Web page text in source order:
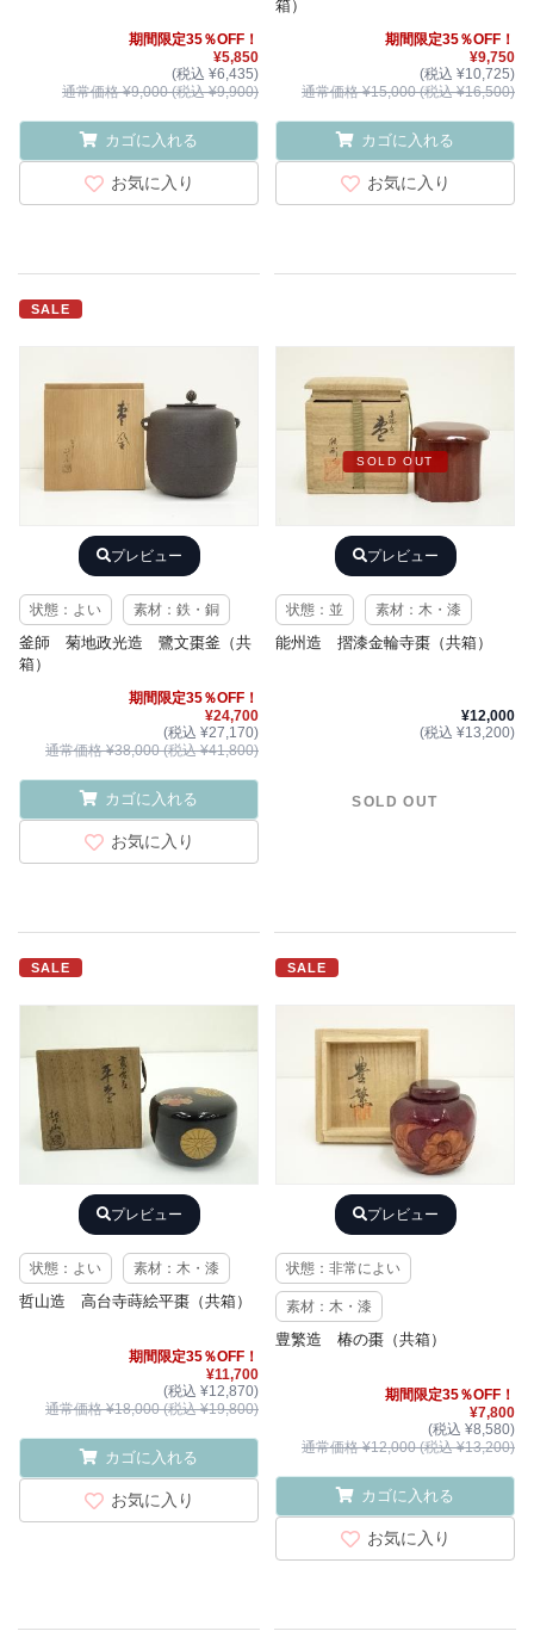
期間限定35％OFF！
¥5,850
(税込 ¥6,435)
通常価格 ¥9,000 (税込 ¥9,900)
カゴに入れる
お気に入り
箱）
期間限定35％OFF！
¥9,750
(税込 ¥10,725)
通常価格 ¥15,000 (税込 ¥16,500)
カゴに入れる
お気に入り
SALE
プレビュー
状態：よい 素材：鉄・銅
釜師 菊地政光造 鷺文棗釜（共
箱）
期間限定35％OFF！
¥24,700
(税込 ¥27,170)
通常価格 ¥38,000 (税込 ¥41,800)
カゴに入れる
お気に入り
SOLD OUT
プレビュー
状態：並 素材：木・漆
能州造 摺漆金輪寺棗（共箱）
¥12,000
(税込 ¥13,200)
SOLD OUT
SALE
プレビュー
状態：よい 素材：木・漆
哲山造 高台寺蒔絵平棗（共箱）
期間限定35％OFF！
¥11,700
(税込 ¥12,870)
通常価格 ¥18,000 (税込 ¥19,800)
カゴに入れる
お気に入り
SALE
プレビュー
状態：非常によい
素材：木・漆
豊繁造 椿の棗（共箱）
期間限定35％OFF！
¥7,800
(税込 ¥8,580)
通常価格 ¥12,000 (税込 ¥13,200)
カゴに入れる
お気に入り